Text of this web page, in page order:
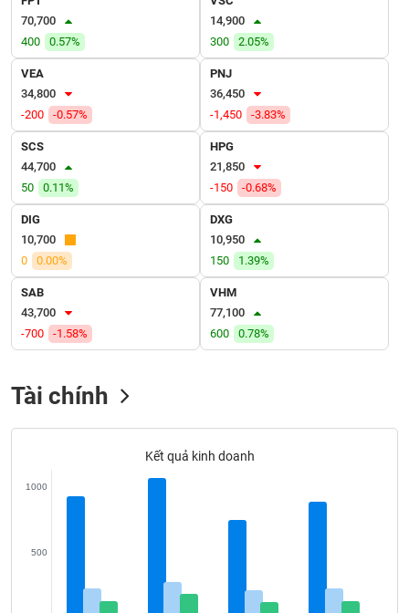
70,700
400
0.57%
14,900
300
2.05%
VEA
34,800
-200
-0.57%
PNJ
36,450
-1,450
-3.83%
SCS
44,700
50
0.11%
HPG
21,850
-150
-0.68%
DIG
10,700
0
0.00%
DXG
10,950
150
1.39%
SAB
43,700
-700
-1.58%
VHM
77,100
600
0.78%
Tài chính
Kết quả kinh doanh
500
1000
VỤ
TRUYỀN
THÔNG
TIỆN
BẤT
ĐỘNG
SẢN
Mã
chứng
(-)